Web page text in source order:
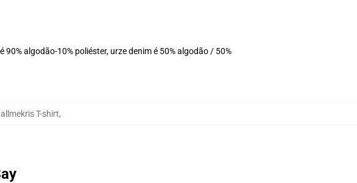
algodão-10% poliéster, urze denim é 50% algodão / 50%
T-shirt,